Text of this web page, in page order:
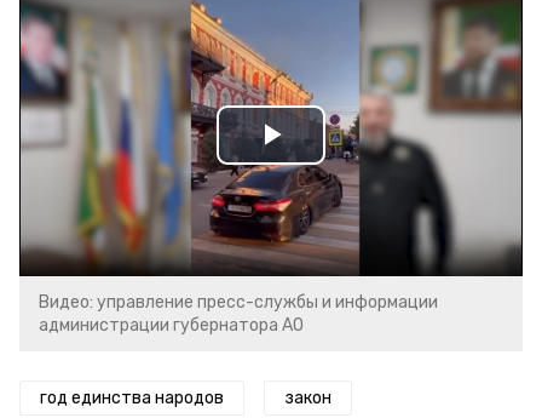
Play
Video
Видео: управление пресс-службы и информации
администрации губернатора АО
год единства народов закон